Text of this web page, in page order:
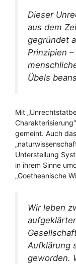
Dieser
aus dem
gegründet
Prinzipien
Übels
Mit
gemeint. Auch
Unterstellung
in ihrem Sinne
„Goetheanische
Wir leben
Aufklärung
geworden.